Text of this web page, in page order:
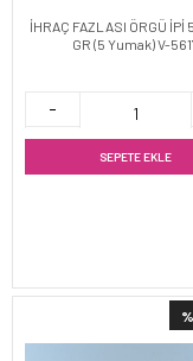
İHRAÇ FAZLASI ÖRGÜ
GR (5 Yumak) V-
SEPETE EKLE